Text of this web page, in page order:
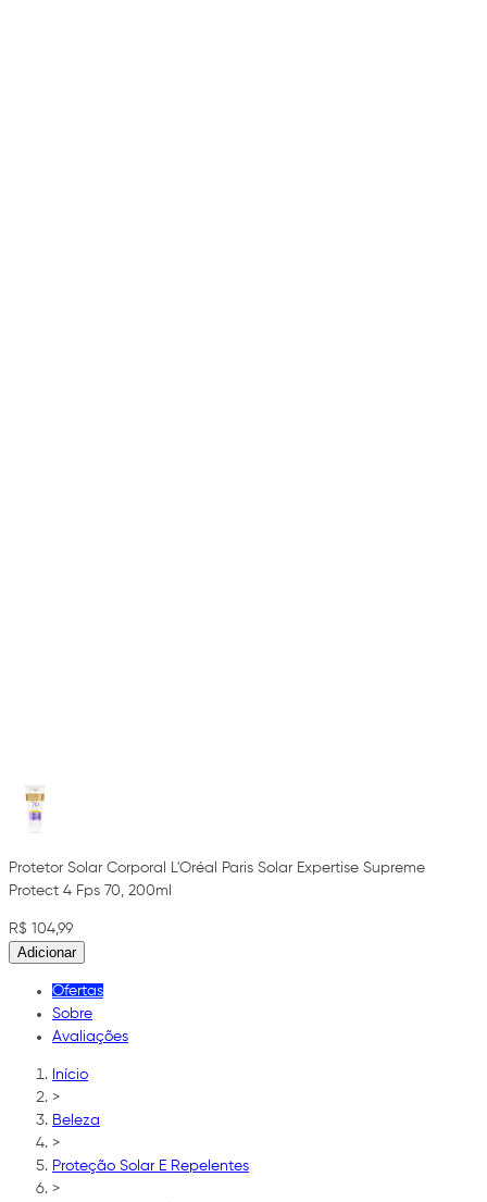
Protetor Solar Corporal L'Oréal Paris Solar Expertise Supreme
Protect 4 Fps 70, 200ml
R$ 104,99
Adicionar
Ofertas
Sobre
Avaliações
Início
>
Beleza
>
Proteção Solar E Repelentes
>